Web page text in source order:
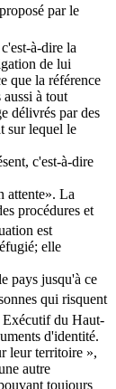
par le
à-dire la
de lui
que la référence
à tout
délivrés par des
sur lequel le
c'est-à-dire
attente». La
procédures et
est
elle
pays jusqu'à ce
qui risquent
Exécutif du Haut-
d'identité.
leur territoire »,
autre
toujours